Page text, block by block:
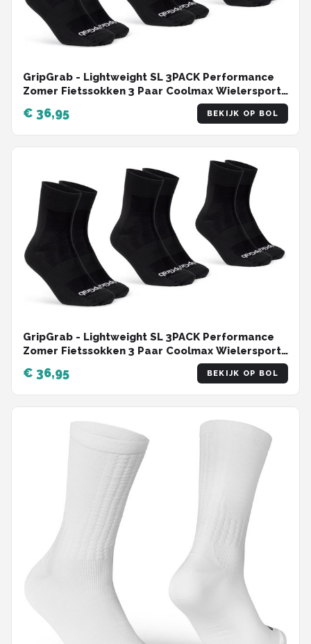
GripGrab - Lightweight SL 3PACK Performance
Zomer Fietssokken 3 Paar Coolmax Wielersport
Sokken Regular Cut - Zwart - Unisex - Maat S
(38-41)
€ 36,95 BEKIJK OP BOL
GripGrab - Lightweight SL 3PACK Performance
Zomer Fietssokken 3 Paar Coolmax Wielersport
Sokken Regular Cut - Zwart - Unisex - Maat XS
(35-38)
€ 36,95 BEKIJK OP BOL